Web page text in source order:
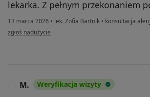
lekarka. Z pełnym przekonaniem
13 marca 2026 • lek. Zofia Bartnik • konsultacja
w opinii użytkownika Karolina
zgłoś nadużycie
M. Weryfikacja wizyty